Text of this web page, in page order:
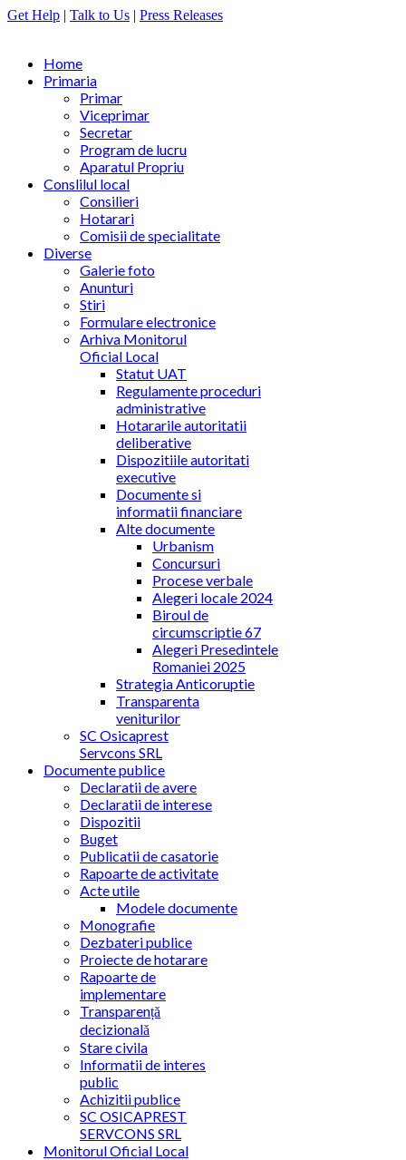
Get Help | Talk to Us | Press Releases
Home
Primaria
Primar
Viceprimar
Secretar
Program de lucru
Aparatul Propriu
Conslilul local
Consilieri
Hotarari
Comisii de specialitate
Diverse
Galerie foto
Anunturi
Stiri
Formulare electronice
Arhiva Monitorul
Oficial Local
Statut UAT
Regulamente proceduri
administrative
Hotararile autoritatii
deliberative
Dispozitiile autoritati
executive
Documente si
informatii financiare
Alte documente
Urbanism
Concursuri
Procese verbale
Alegeri locale 2024
Biroul de
circumscriptie 67
Alegeri Presedintele
Romaniei 2025
Strategia Anticoruptie
Transparenta
veniturilor
SC Osicaprest
Servcons SRL
Documente publice
Declaratii de avere
Declaratii de interese
Dispozitii
Buget
Publicatii de casatorie
Rapoarte de activitate
Acte utile
Modele documente
Monografie
Dezbateri publice
Proiecte de hotarare
Rapoarte de
implementare
Transparență
decizională
Stare civila
Informatii de interes
public
Achizitii publice
SC OSICAPREST
SERVCONS SRL
Monitorul Oficial Local